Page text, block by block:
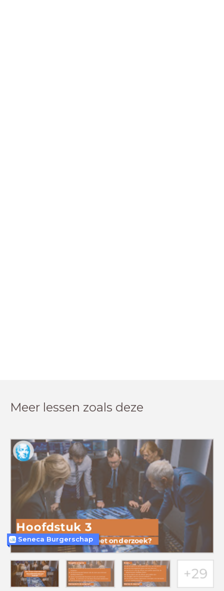
Meer lessen zoals deze
Seneca Burgerschap